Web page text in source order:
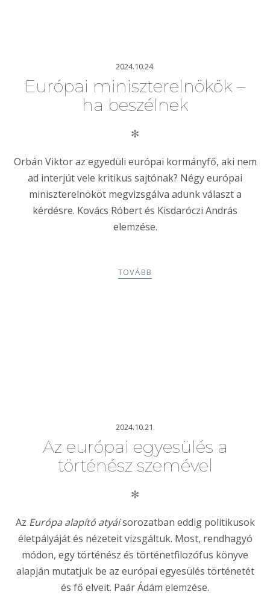
2024.10.24.
Európai miniszterelnökök –
ha beszélnek
✻
Orbán Viktor az egyedüli európai kormányfő, aki nem
ad interjút vele kritikus sajtónak? Négy európai
miniszterelnököt megvizsgálva adunk választ a
kérdésre. Kovács Róbert és Kisdaróczi András
elemzése.
TOVÁBB
2024.10.21.
Az európai egyesülés a
történész szemével
✻
Az Európa alapító atyáisorozatban eddig politikusok
életpályáját és nézeteit vizsgáltuk. Most, rendhagyó
módon, egy történész és történetfilozófus könyve
alapján mutatjuk be az európai egyesülés történetét
és fő elveit. Paár Ádám elemzése.